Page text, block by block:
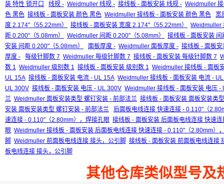
装 特性 锁开口
线规 - Weidmuller 线规 - 接线板 - 面板安装 线规 - Weidmuller
色 黑色 接线板 - 面板安装 颜色 黑色 Weidmuller 接线板 - 面板安装 颜色 黑色
宽
度 2.174"（55.22mm）
接线板 - 面板安装 宽度 2.174"（55.22mm）
Weidmuller
距 0.200"（5.08mm）
Weidmuller 间距 0.200"（5.08mm）
接线板 - 面板安装
安装 间距 0.200"（5.08mm）
面板厚度 - Weidmuller 面板厚度 - 接线板 - 面板
厚度 -
每级针脚数 7 Weidmuller 每级针脚数 7 接线板 - 面板安装 每级针脚数 7
数 1 Weidmuller 级别数 1 接线板 - 面板安装 级别数 1 Weidmuller 接线板 - 面板
UL 15A 接线板 - 面板安装 电流 - UL 15A Weidmuller 接线板 - 面板安装 电流 -
UL 300V 接线板 - 面板安装 电压 - UL 300V Weidmuller 接线板 - 面板安装 电压 -
兰 Weidmuller 面板安装类型 螺钉安装 - 前部法兰 接线板 - 面板安装 面板安装类
安装 面板安装类型 螺钉安装 - 前部法兰
后面板电线连接 快速连接 - 0.110"（
速连接 - 0.110"（2.80mm），焊接孔眼 接线板 - 面板安装 后面板电线连接 快速
眼 Weidmuller 接线板 - 面板安装 后面板电线连接 快速连接 - 0.110"（2.80mm）
脚 Weidmuller 前面板电线连接 接头，公引脚 接线板 - 面板安装 前面板电线连接
板电线连接 接头，公引脚
其他仓库类似型号及